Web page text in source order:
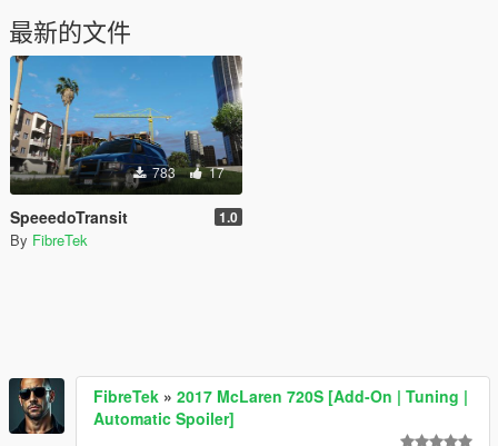
最新的文件
783 17
SpeeedoTransit 1.0
By FibreTek
FibreTek » 2017 McLaren 720S [Add-On | Tuning |
Automatic Spoiler]